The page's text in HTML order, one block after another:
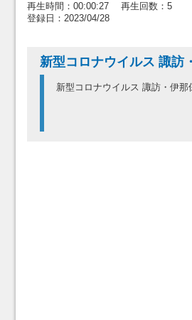
再生時間：00:00:27 再生回数：5
登録日：2023/04/28
新型コロナウイルス 諏訪
新型コロナウイルス 諏訪・伊